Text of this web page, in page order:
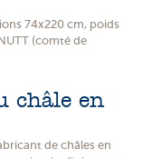
74x220 cm, poids
(comté de
châle en
de châles en